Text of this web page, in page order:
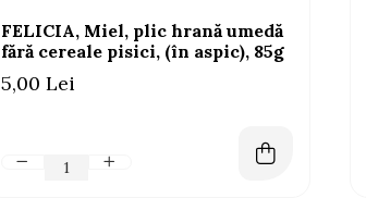
FELICIA, Miel, plic hrană umedă
fără cereale pisici, (în aspic), 85g
5,00 Lei